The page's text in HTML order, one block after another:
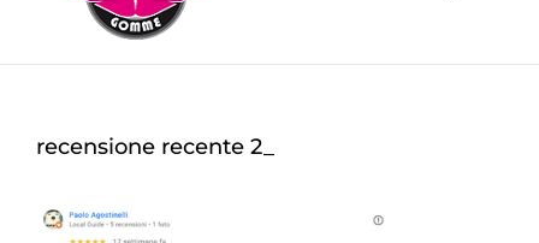
recensione recente 2_